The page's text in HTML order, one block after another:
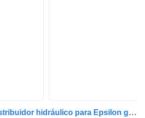
Parker F130CF distribuidor hidráulico para Epsilon grúa autocargante